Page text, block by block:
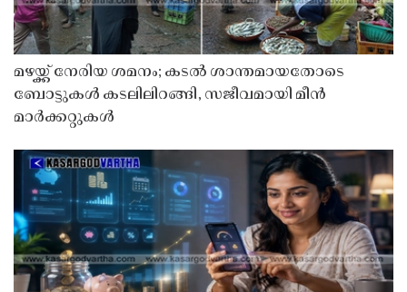
മഴയ്ക്ക് നേരിയ ശമനം; കടൽ ശാന്തമായതോടെ
ബോട്ടുകൾ കടലിലിറങ്ങി, സജീവമായി മീൻ
മാർക്കറ്റുകൾ